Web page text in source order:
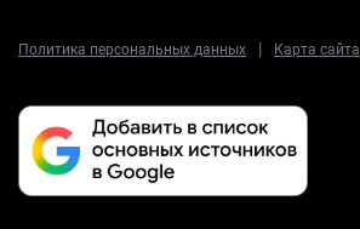
Политика персональных данных | Карта сайта